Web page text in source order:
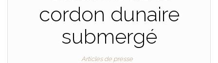
cordon dunaire
submergé
Articles de presse